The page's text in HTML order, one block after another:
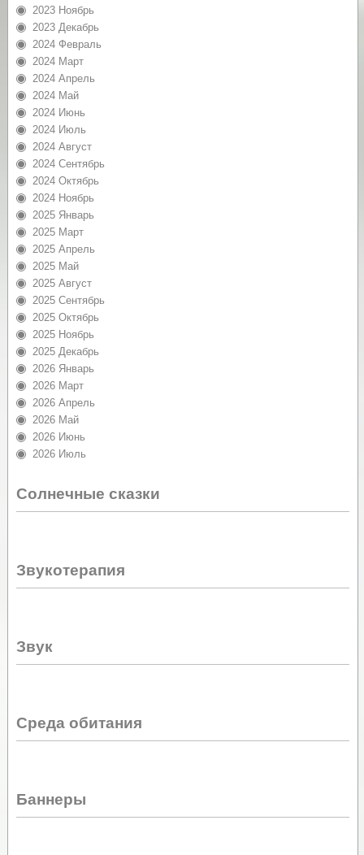
2023 Ноябрь
2023 Декабрь
2024 Февраль
2024 Март
2024 Апрель
2024 Май
2024 Июнь
2024 Июль
2024 Август
2024 Сентябрь
2024 Октябрь
2024 Ноябрь
2025 Январь
2025 Март
2025 Апрель
2025 Май
2025 Август
2025 Сентябрь
2025 Октябрь
2025 Ноябрь
2025 Декабрь
2026 Январь
2026 Март
2026 Апрель
2026 Май
2026 Июнь
2026 Июль
Солнечные сказки
Звукотерапия
Звук
Среда обитания
Баннеры